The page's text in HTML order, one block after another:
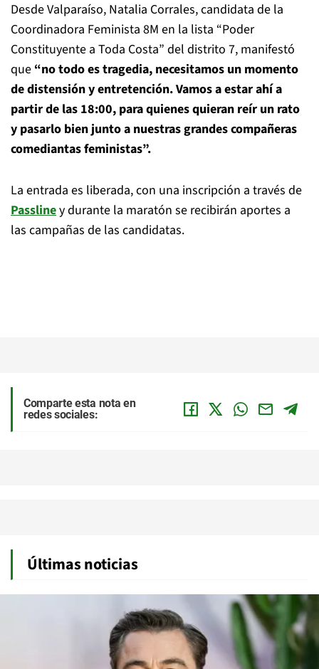
Desde Valparaíso, Natalia Corrales, candidata de la
Coordinadora Feminista 8M en la lista “Poder
Constituyente a Toda Costa” del distrito 7, manifestó
que “no todo es tragedia, necesitamos un momento
de distensión y entretención. Vamos a estar ahí a
partir de las 18:00, para quienes quieran reír un rato
y pasarlo bien junto a nuestrasgrandes compañeras
comediantas feministas”.
La entrada es liberada, con una inscripción a través de
Passliney durante la maratón se recibirán aportes a
las campañas de las candidatas.
Comparte esta nota en
redes sociales:
Últimas noticias